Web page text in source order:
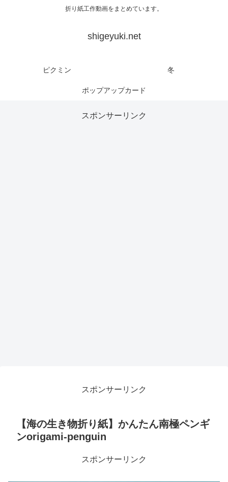
折り紙工作動画をまとめています。
shigeyuki.net
ピクミン 冬
ポップアップカード
スポンサーリンク
スポンサーリンク
【海の生き物折り紙】かんたん南極ペンギ
ンorigami-penguin
スポンサーリンク